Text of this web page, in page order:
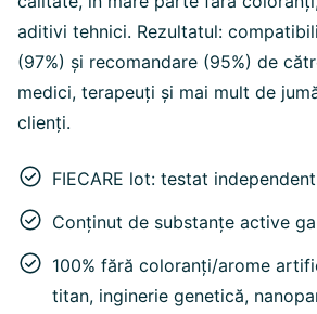
aditivi tehnici. Rezultatul:
(97%) și recomandare (95%) de
medici, terapeuți și mai mult de
clienți.
FIECARE lot: testat independent
Conținut de substanțe active
100% fără coloranți/arome
titan, inginerie genetică,